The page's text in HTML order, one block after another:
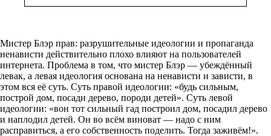
Мистер Блэр прав: разрушительные идеологии и пропаганда
ненависти действительно плохо влияют на пользователей
интернета. Проблема в том, что мистер Блэр — убеждённый
левак, а левая идеология основана на ненависти и зависти, в
этом вся её суть. Суть правой идеологии: «будь сильным,
построй дом, посади дерево, породи детей». Суть левой
идеологии: «вон тот сильный гад построил дом, посадил дерево
и наплодил детей. Он во всём виноват — надо с ним
расправиться, а его собственность поделить. Тогда заживём!».